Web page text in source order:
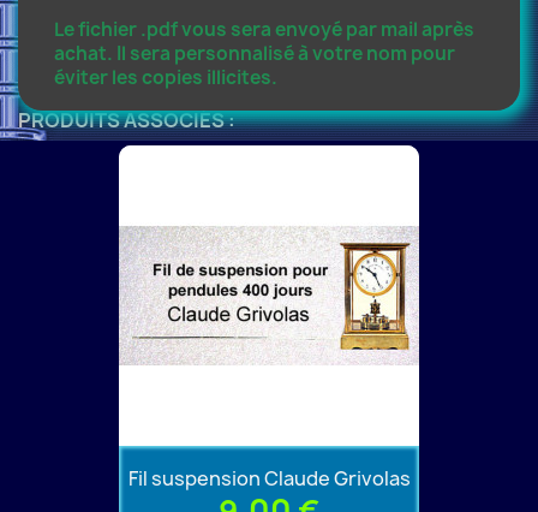
Le fichier .pdf vous sera envoyé par mail après
achat. Il sera personnalisé à votre nom pour
éviter les copies illicites.
PRODUITS ASSOCIÉS :
Fil suspension Claude Grivolas